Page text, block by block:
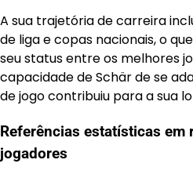
A sua trajetória de carreira
de liga e copas nacionais, o
seu status entre os melhores
capacidade de Schär de se
de jogo contribuiu para a sua
Referências estatísticas em
jogadores